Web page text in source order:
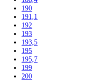
168,4
170
171
172,5
175
176,1
177
177,2